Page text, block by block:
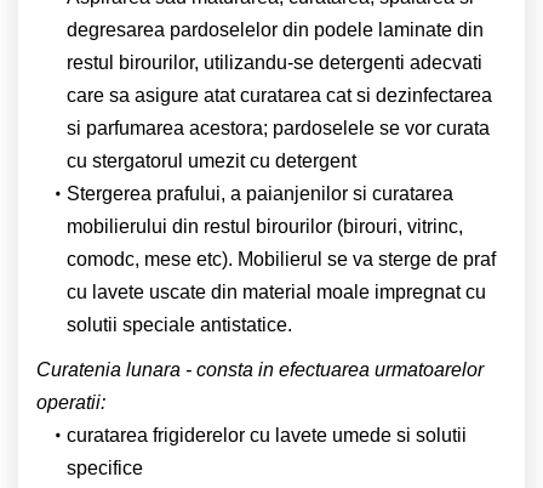
degresarea pardoselelor din podele laminate din
restul birourilor, utilizandu-se detergenti adecvati
care sa asigure atat curatarea cat si dezinfectarea
si parfumarea acestora; pardoselele se vor curata
cu stergatorul umezit cu detergent
Stergerea prafului, a paianjenilor si curatarea
mobilierului din restul birourilor (birouri, vitrinc,
comodc, mese etc). Mobilierul se va sterge de praf
cu lavete uscate din material moale impregnat cu
solutii speciale antistatice.
Curatenia lunara - consta in efectuarea urmatoarelor
operatii:
curatarea frigiderelor cu lavete umede si solutii
specifice